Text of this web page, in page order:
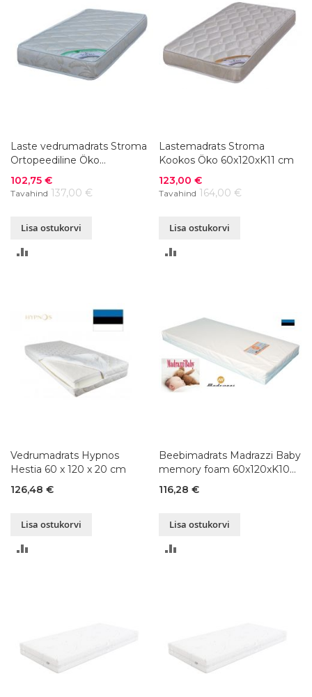
Laste vedrumadrats Stroma
Ortopeediline Öko
60x120xK15 cm
Soodushind
102,75 €
Tavahind 137,00 €
Lisa ostukorvi
Lastemadrats Stroma
Kookos Öko 60x120xK11 cm
Soodushind
123,00 €
Tavahind 164,00 €
Lisa ostukorvi
Vedrumadrats Hypnos
Hestia 60 x 120 x 20 cm
126,48 €
Lisa ostukorvi
Beebimadrats Madrazzi Baby
memory foam 60x120xK10
cm
116,28 €
Lisa ostukorvi